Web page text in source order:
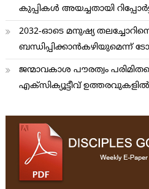
കുപ്പികള്‍ അയച്ചതായി
2032-ഓടെ മനുഷ്യ
ബന്ധിപ്പിക്കാന്‍കഴിയുമെന്ന്
ജന്മാവകാശ പൗരത്വം
എക്സിക്യൂട്ടീവ് ഉത്തരവുകളിൽ